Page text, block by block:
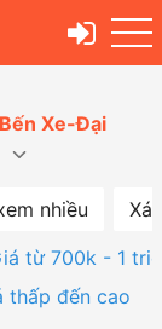
Xe-Đại
nhiều
từ 700k - 1
thấp đến cao